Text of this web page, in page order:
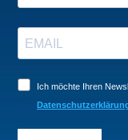
Ich möchte Ihren